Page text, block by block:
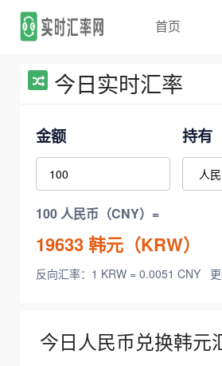
首页
今日实时汇率
金额 持有
100 人民币（CNY）=
19633韩元（KRW）
反向汇率：1 KRW = 0.0051 CNY
今日人民币兑换韩元